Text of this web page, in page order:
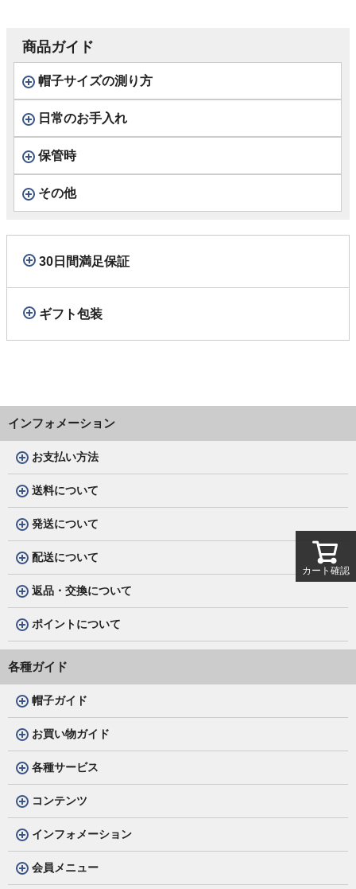
商品ガイド
帽子サイズの測り方
日常のお手入れ
保管時
その他
30日間満足保証
ギフト包装
インフォメーション
お支払い方法
送料について
発送について
配送について
返品・交換について
ポイントについて
各種ガイド
帽子ガイド
お買い物ガイド
各種サービス
コンテンツ
インフォメーション
会員メニュー
カート確認